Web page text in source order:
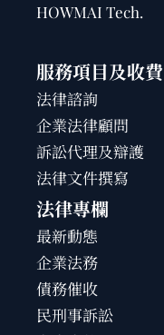
HOWMAI Tech.
服務項目及收費
法律諮詢
企業法律顧問
訴訟代理及辯護
法律文件撰寫
法律專欄
最新動態
企業法務
債務催收
民刑事訴訟